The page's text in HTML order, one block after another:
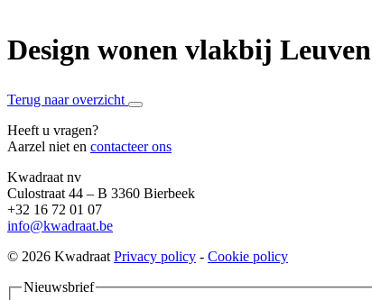
Design wonen vlakbij Leuven
Terug naar overzicht
Heeft u vragen?
Aarzel niet en contacteer ons
Kwadraat nv
Culostraat 44 – B 3360 Bierbeek
+32 16 72 01 07
info@kwadraat.be
© 2026 Kwadraat Privacy policy - Cookie policy
Nieuwsbrief